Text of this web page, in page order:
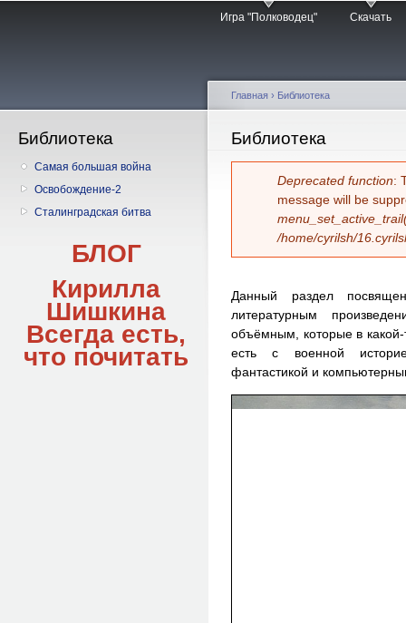
Игра "Полководец" Скачать
Библиотека
Самая большая война
Освобождение-2
Сталинградская битва
БЛОГ
Кирилла
Шишкина
Всегда есть,
что почитать
Вы здесь
Главная › Библиотека
Библиотека
Сообщение об
Deprecated function:
message will be
/home/cyrilsh/
Данный раздел
литературным
объёмным, которые в какой-
есть с военной
фантастикой и